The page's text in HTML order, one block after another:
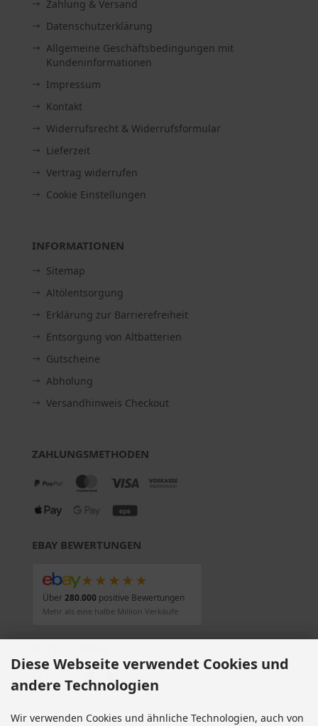
Zahlung & Versand
Datenschutzerklärung
Allgemeine Geschäftsbedingungen mit
Kundeninformationen
Impressum
Kontakt
Widerrufsrecht & Widerrufsformular
Lieferzeit
Vertrag widerrufen
Cookie Einstellungen
INFORMATIONEN
Sitemap
Altölentsorgung
Erklärung zur Barrierefreiheit
Entsorgung von Altbatterien
Gutscheine
Abholung
Versandhinweis Checkout
ZAHLUNGSMETHODEN
EBAY BEWERTUNGEN
★★★★★
Über280.000positive Bewertungen
Mehr als eine halbe Million Verkäufe
Diese Webseite verwendet Cookies und
andere Technologien
Wir verwenden Cookies und ähnliche Technologien, auch von